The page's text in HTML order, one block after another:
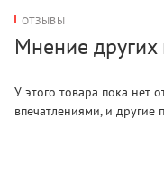
ОТЗЫВЫ
Мнение других
У этого товара пока нет
впечатлениями, и другие